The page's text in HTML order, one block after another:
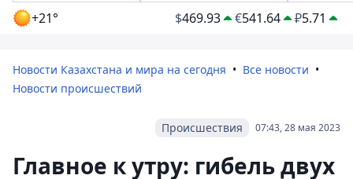
+21° $469.93 €541.64 ₽5.71
Новости Казахстана и мира на сегодня
Все новости
Новости происшествий
07:43, 28 мая 2023
Происшествия
Главное к утру: гибель двух